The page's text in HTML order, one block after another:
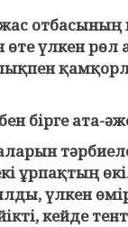
жас
өте үлкен
бірге ата-
ұрпақтың
үлкен
кейде